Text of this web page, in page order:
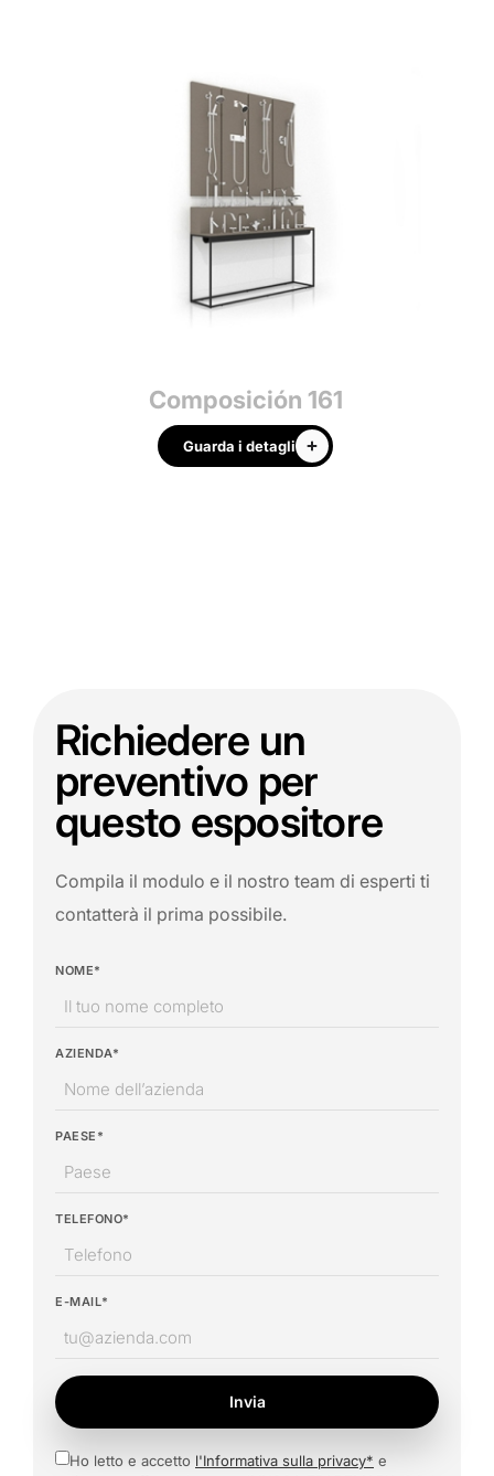
Composición 161
Guarda i detagli
Richiedere un
preventivo per
questo espositore
Compila il modulo e il nostro team di esperti ti
contatterà il prima possibile.
NOME*
AZIENDA*
PAESE*
TELEFONO*
E-MAIL*
Invia
Ho letto e accetto l'Informativa sulla privacy* e